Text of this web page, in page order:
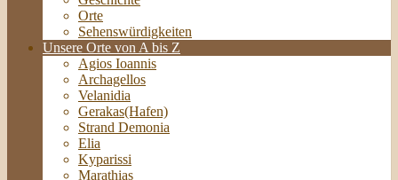
Orte
Sehenswürdigkeiten
Unsere Orte von A bis Z
Agios Ioannis
Archagellos
Velanidia
Gerakas(Hafen)
Strand Demonia
Elia
Kyparissi
Marathias